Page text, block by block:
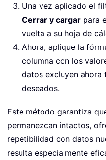
Una vez aplicado el
Cerrar y cargar para
vuelta a su hoja de
Ahora, aplique la
columna con los
datos excluyen ahora
deseados.
Este método garantiza
permanezcan intactos,
repetibilidad con datos
resulta especialmente